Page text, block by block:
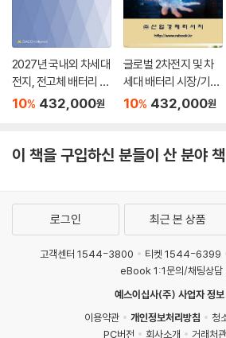
전문가는 후반전에 영향력을 만든다
성장은
이제, 혼자만의 일이 아니었다
귀환은 개인 차원을 넘어 사회의 변화다
AI를 배우는 시니어가 미얀마 청소년의 미래를
1%의 영감은 결국 99%의
2027년 국내외 차세대
전지, 전고체 배터리 개
발동향과 유력기업 사
10% 432,000원
글로벌 2차전지 및 차
세대 배터리 시장/기술
분석과 해외 비즈니스
10% 432,000원
이 책을 구입하신 분들이 산 분야 책
로그인 최근 본 상품
고객센터 1544-3800 티켓 1544-6399
eBook 1:1문의/채팅상담
예스이십사(주) 사업자 정보
이용약관
개인정보처리방침
청
PC버전
회사소개 거래처